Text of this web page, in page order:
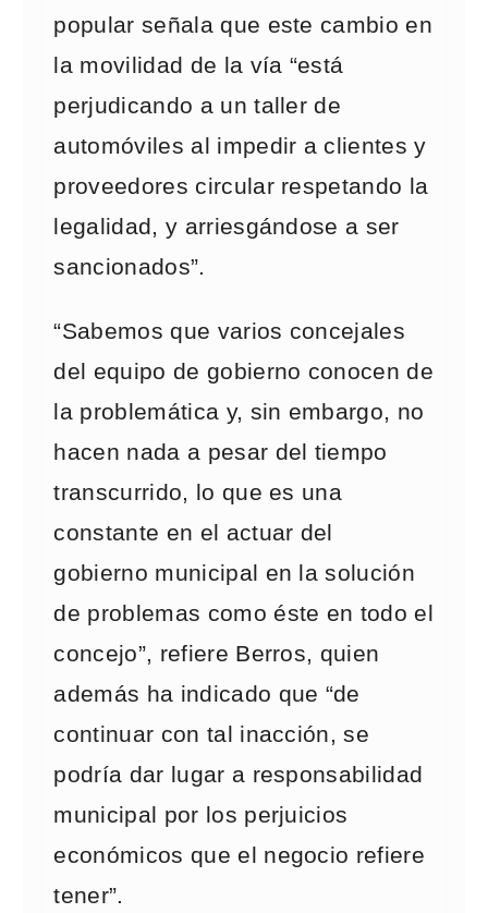
popular señala que este cambio en
la movilidad de la vía “está
perjudicando a un taller de
automóviles al impedir a clientes y
proveedores circular respetando la
legalidad, y arriesgándose a ser
sancionados”.
“Sabemos que varios concejales
del equipo de gobierno conocen de
la problemática y, sin embargo, no
hacen nada a pesar del tiempo
transcurrido, lo que es una
constante en el actuar del
gobierno municipal en la solución
de problemas como éste en todo el
concejo”, refiere Berros, quien
además ha indicado que “de
continuar con tal inacción, se
podría dar lugar a responsabilidad
municipal por los perjuicios
económicos que el negocio refiere
tener”.